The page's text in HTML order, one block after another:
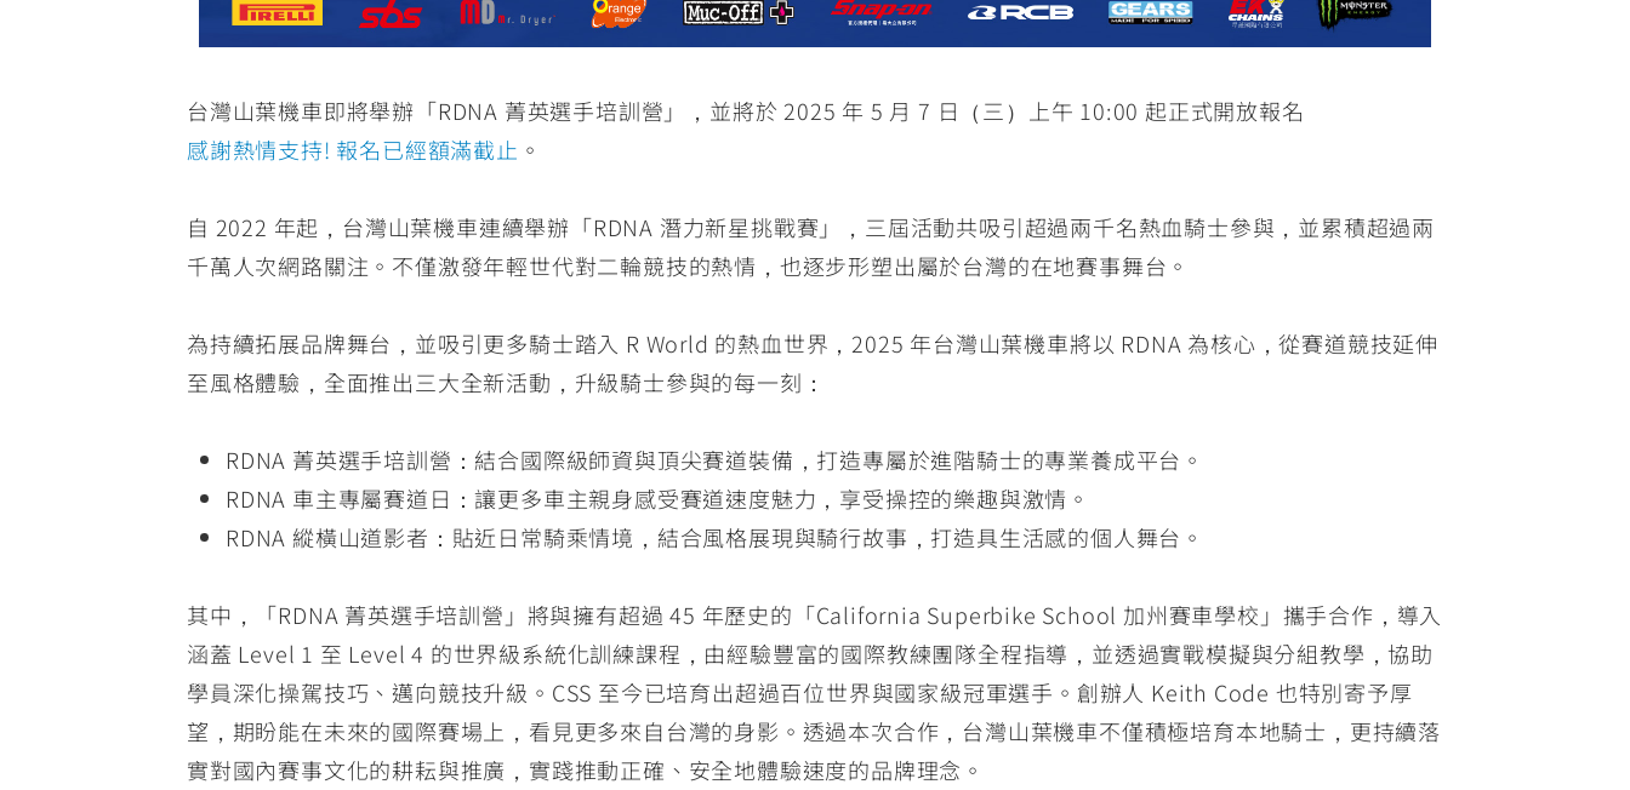
台灣山葉機車即將舉辦「RDNA 菁英選手培訓營」，並將於 2025 年 5 月 7 日（三）上午 10:00 起正式開放報名
感謝熱情支持! 報名已經額滿截止 。
自 2022 年起，台灣山葉機車連續舉辦「RDNA 潛力新星挑戰賽」，三屆活動共吸引超過兩千名熱血騎士參與，並累積超過兩
千萬人次網路關注。不僅激發年輕世代對二輪競技的熱情，也逐步形塑出屬於台灣的在地賽事舞台。
為持續拓展品牌舞台，並吸引更多騎士踏入 R World 的熱血世界，2025 年台灣山葉機車將以 RDNA 為核心，從賽道競技延伸
至風格體驗，全面推出三大全新活動，升級騎士參與的每一刻：
RDNA 菁英選手培訓營：結合國際級師資與頂尖賽道裝備，打造專屬於進階騎士的專業養成平台。
RDNA 車主專屬賽道日：讓更多車主親身感受賽道速度魅力，享受操控的樂趣與激情。
RDNA 縱橫山道影者：貼近日常騎乘情境，結合風格展現與騎行故事，打造具生活感的個人舞台。
其中，「RDNA 菁英選手培訓營」將與擁有超過 45 年歷史的「California Superbike School 加州賽車學校」攜手合作，導入
涵蓋 Level 1 至 Level 4 的世界級系統化訓練課程，由經驗豐富的國際教練團隊全程指導，並透過實戰模擬與分組教學，協助
學員深化操駕技巧、邁向競技升級。CSS 至今已培育出超過百位世界與國家級冠軍選手。創辦人 Keith Code 也特別寄予厚
望，期盼能在未來的國際賽場上，看見更多來自台灣的身影。透過本次合作，台灣山葉機車不僅積極培育本地騎士，更持續落
實對國內賽事文化的耕耘與推廣，實踐推動正確、安全地體驗速度的品牌理念。